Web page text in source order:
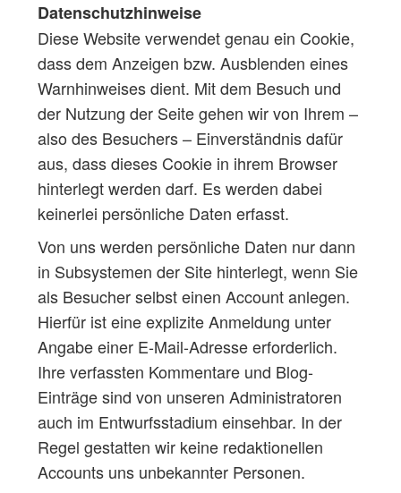
Datenschutzhinweise
Diese Website verwendet genau ein Cookie,
dass dem Anzeigen bzw. Ausblenden eines
Warnhinweises dient. Mit dem Besuch und
der Nutzung der Seite gehen wir von Ihrem –
also des Besuchers – Einverständnis dafür
aus, dass dieses Cookie in ihrem Browser
hinterlegt werden darf. Es werden dabei
keinerlei persönliche Daten erfasst.
Von uns werden persönliche Daten nur dann
in Subsystemen der Site hinterlegt, wenn Sie
als Besucher selbst einen Account anlegen.
Hierfür ist eine explizite Anmeldung unter
Angabe einer E-Mail-Adresse erforderlich.
Ihre verfassten Kommentare und Blog-
Einträge sind von unseren Administratoren
auch im Entwurfsstadium einsehbar. In der
Regel gestatten wir keine redaktionellen
Accounts uns unbekannter Personen.